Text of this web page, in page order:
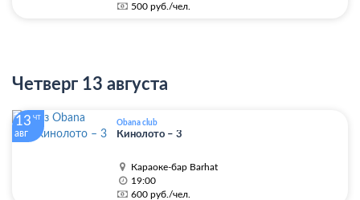
500 руб./чел.
Четверг 13 августа
13 ЧТ
авг
Obana club
Кинолото – 3
Караоке-бар Barhat
19:00
600 руб./чел.